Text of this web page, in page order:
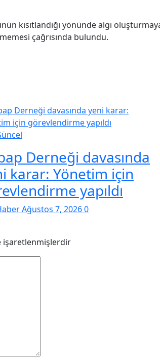
kısıtlandığı yönünde algı
çağrısında bulundu.
Derneği davasında
karar: Yönetim için
yapıldı
Ağustos 7, 20260
işaretlenmişlerdir